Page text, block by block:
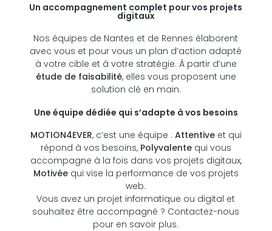
Un accompagnement complet pour vos projets
digitaux
Nos équipes de Nantes et de Rennes élaborent
avec vous et pour vous un plan d’action adapté
à votre cible et à votre stratégie. À partir d’une
étude de faisabilité, elles vous proposent une
solution clé en main.
Une équipe dédiée qui s’adapte à vos besoins
MOTION4EVER, c’est une équipe : Attentive et qui
répond à vos besoins, Polyvalente qui vous
accompagne à la fois dans vos projets digitaux,
Motivée qui vise la performance de vos projets
web.
Vous avez un projet informatique ou digital et
souhaitez être accompagné ? Contactez-nous
pour en savoir plus.